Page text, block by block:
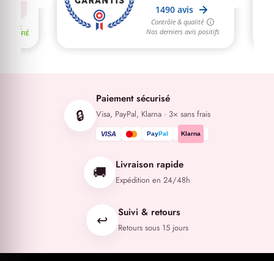
🔒
Paiement sécurisé
Visa, PayPal, Klarna · 3× sans frais
VISA PayPal Klarna
🚚 Livraison rapide
Expédition en 24/48h
↩️ Suivi & retours
Retours sous 15 jours